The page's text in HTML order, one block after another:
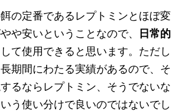
の定番であるレプトミンとほぼ変
や安いということなので、
日常的
して使用できると思います。ただし
期間にわたる実績があるので、そ
るならレプトミン、そうでないな
う使い分けで良いのではないでし